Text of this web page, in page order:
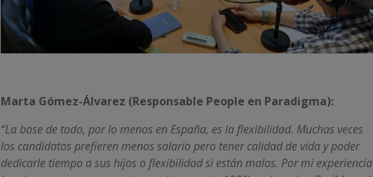
Marta Gómez-Álvarez (Responsable People en Paradigma):
“La base de todo, por lo menos en España, es la flexibilidad. Muchas veces
los candidatos prefieren menos salario pero tener calidad de vida y poder
dedicarle tiempo a sus hijos o flexibilidad si están malos. Por mi experiencia